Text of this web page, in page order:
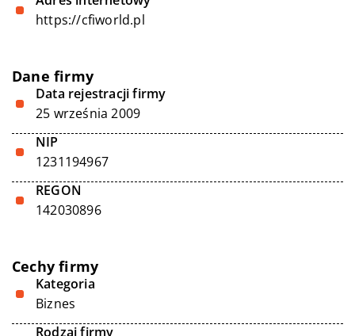
https://cfiworld.pl
Dane firmy
Data rejestracji firmy
25 września 2009
NIP
1231194967
REGON
142030896
Cechy firmy
Kategoria
Biznes
Rodzaj firmy